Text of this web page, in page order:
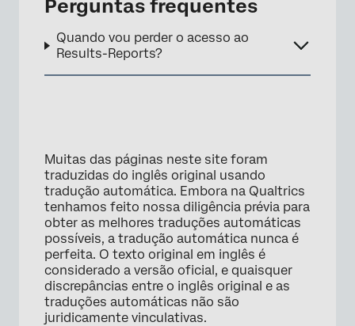
Perguntas frequentes
Quando vou perder o acesso ao
Results-Reports?
Muitas das páginas neste site foram
traduzidas do inglês original usando
tradução automática. Embora na Qualtrics
tenhamos feito nossa diligência prévia para
obter as melhores traduções automáticas
possíveis, a tradução automática nunca é
perfeita. O texto original em inglês é
considerado a versão oficial, e quaisquer
discrepâncias entre o inglês original e as
traduções automáticas não são
juridicamente vinculativas.